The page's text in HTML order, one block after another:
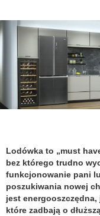
Lodówka to „must
bez którego trudno
funkcjonowanie pani
poszukiwania nowej
jest
które zadbają o